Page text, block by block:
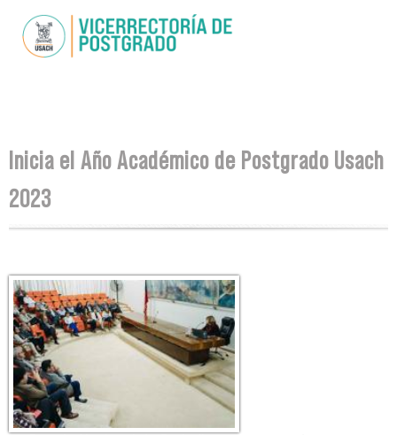
contenido
Se encuentra usted aquí
Inicia el Año Académico de Postgrado Usach
2023